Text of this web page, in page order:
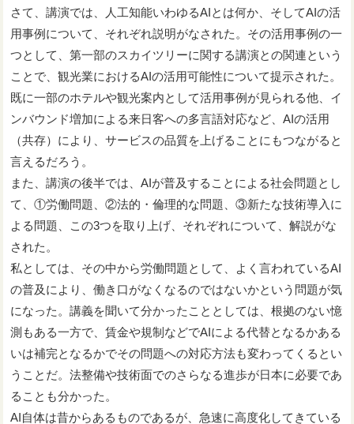
さて、講演では、人工知能いわゆるAIとは何か、そしてAIの活
用事例について、それぞれ説明がなされた。その活用事例の一
つとして、第一部のスカイツリーに関する講演との関連という
ことで、観光業におけるAIの活用可能性について提示された。
既に一部のホテルや観光案内として活用事例が見られる他、イ
ンバウンド増加による来日客への多言語対応など、AIの活用
（共存）により、サービスの品質を上げることにもつながると
言えるだろう。
また、講演の後半では、AIが普及することによる社会問題とし
て、①労働問題、②法的・倫理的な問題、③新たな技術導入に
よる問題、この3つを取り上げ、それぞれについて、解説がな
された。
私としては、その中から労働問題として、よく言われているAI
の普及により、働き口がなくなるのではないかという問題が気
になった。講義を聞いて分かったこととしては、根拠のない憶
測もある一方で、賃金や規制などでAIによる代替となるかある
いは補完となるかでその問題への対応方法も変わってくるとい
うことだ。法整備や技術面でのさらなる進歩が日本に必要であ
ることも分かった。
AI自体は昔からあるものであるが、急速に高度化してきている